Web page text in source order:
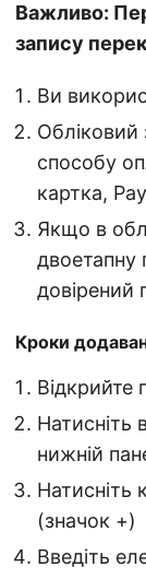
Важливо:
запису
Ви
Обліковий
способу
картка,
Якщо в
двоетапну
довірений
Кроки
Відкрийте
Натисніть
нижній
Натисніть
(значок +)
Введіть